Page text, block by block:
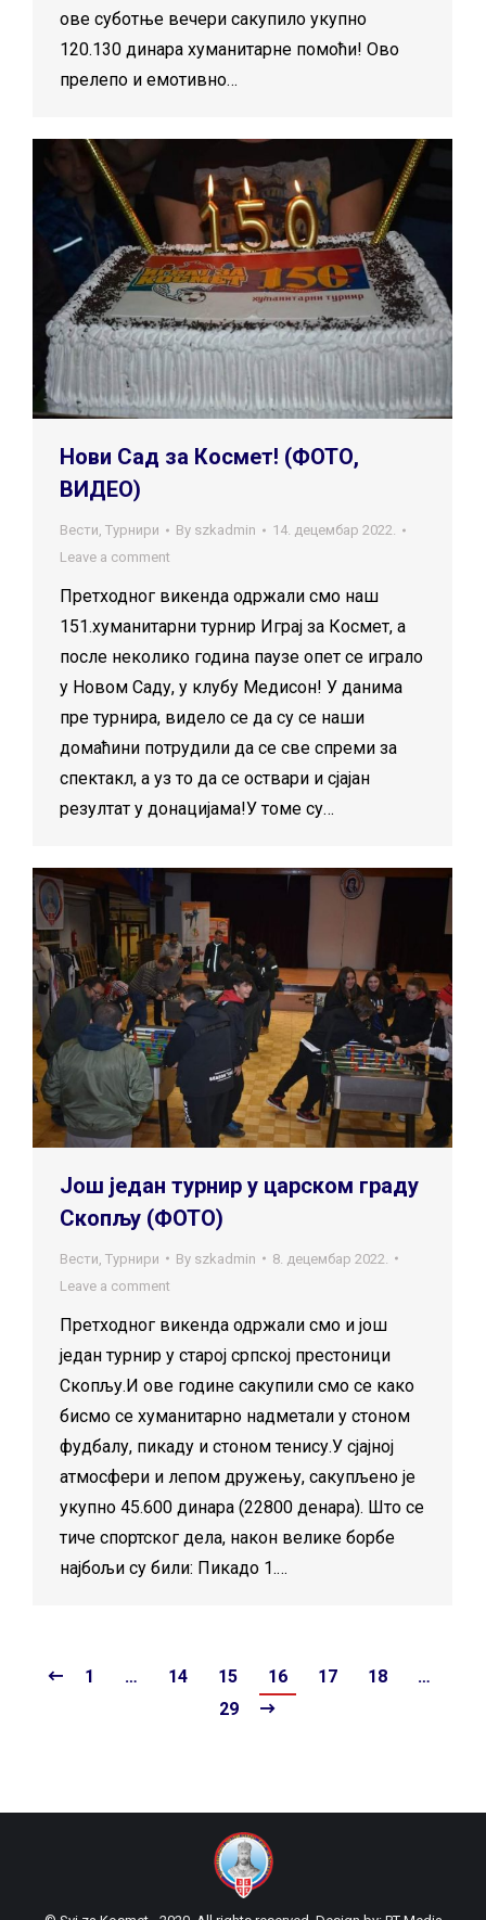
ове суботње вечери сакупило укупно
120.130 динара хуманитарне помоћи! Ово
прелепо и емотивно…
Нови Сад за Космет! (ФОТО,
ВИДЕО)
Вести, Турнири By szkadmin
14. децембар 2022.
Leave a comment
Претходног викенда одржали смо наш
151.хуманитарни турнир Играј за Космет, а
после неколико година паузе опет се играло
у Новом Саду, у клубу Медисон! У данима
пре турнира, видело се да су се наши
домаћини потрудили да се све спреми за
спектакл, а уз то да се оствари и сјајан
резултат у донацијама!У томе су…
Још један турнир у царском граду
Скопљу (ФОТО)
Вести Турнири By szkadmin
8. децембар 2022.
Leave a comment
Претходног викенда одржали смо и још
један турнир у старој српској престоници
Скопљу.И ове године сакупили смо се како
бисмо се хуманитарно надметали у стоном
фудбалу, пикаду и стоном тенису.У сјајној
атмосфери и лепом дружењу, сакупљено је
укупно 45.600 динара (22800 денара). Што се
тиче спортског дела, након велике борбе
најбољи су били: Пикадо 1.…
1 … 14 15 16 17 18
…
29